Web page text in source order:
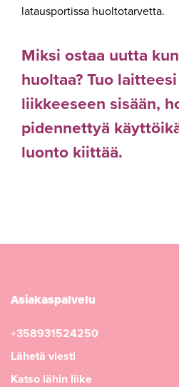
latausportissa huoltotarvetta.
Miksi ostaa uutta
huoltaa? Tuo
liikkeeseen sisään,
pidennettyä
luonto kiittää.
Asiakaspalvelu
+358931524250
Lähetä viesti
Katso lähin liike